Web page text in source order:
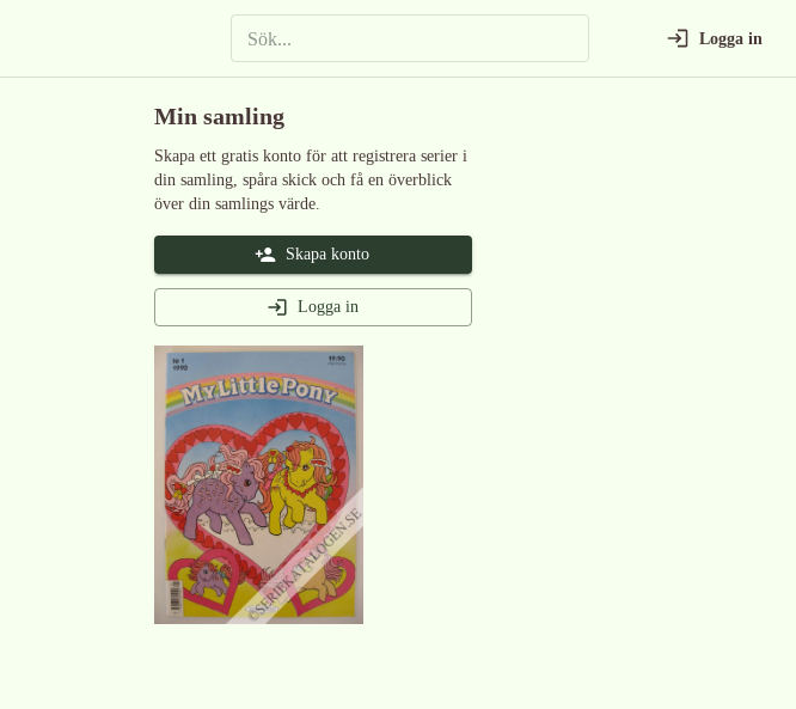
Logga in
Min samling
Skapa ett gratis konto för att registrera serier i
din samling, spåra skick och få en överblick
över din samlings värde.
Skapa konto
Logga in